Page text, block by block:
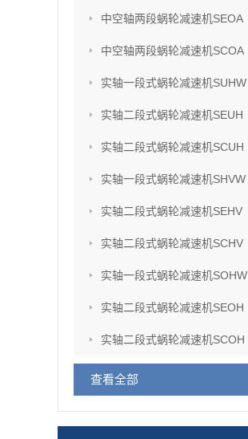
中空轴两段蜗轮减速机SEOA
中空轴两段蜗轮减速机SCOA
实轴一段式蜗轮减速机SUHW
实轴二段式蜗轮减速机SEUH
实轴二段式蜗轮减速机SCUH
实轴一段式蜗轮减速机SHVW
实轴二段式蜗轮减速机SEHV
实轴二段式蜗轮减速机SCHV
实轴一段式蜗轮减速机SOHW
实轴二段式蜗轮减速机SEOH
实轴二段式蜗轮减速机SCOH
查看全部